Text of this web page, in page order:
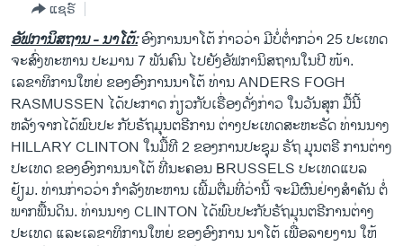
ໂລກ
ເອເຊຍ
ອິດສະຫຼະພາບດ້ານການຂ່າວ
ຊີວິດຊາວລາວ
ຊຸມຊົນຊາວລາວ
ວິທະຍາສາດ-ເທັກໂນໂລຈີ
ທຸລະກິດ
ແຊຣ໌
ອັຟການິສຖານ - ນາໂຕ້:ອົງການນາໂຕ້ ກ່າວວ່າ ມີບໍ່ຕ່ຳກວ່າ 25 ປະເທດ
ຈະສົ່ງທະຫານ ປະມານ 7 ພັນຄົນ ໄປຍັງອັຟການິສຖານໃນປີ ໜ້າ.
ເລຂາທິການໃຫຍ່ ຂອງອົງການນາໂຕ້ ທ່ານ ANDERS FOGH
RASMUSSEN ໄດ້ປະກາດ ກ່ຽວກັບເຣື່ອງດັ່ງກ່າວ ໃນວັນສຸກ ມື້ນີ້
ຫລັງຈາກໄດ້ພົບປະ ກັບຣັຖມຸນຕຣີການ ຕ່າງປະເທດສະຫະຣັດ ທ່ານນາງ
HILLARY CLINTON ໃນມື້ທີ 2 ຂອງການປະຊຸມ ຣັຖ ມຸນຕຣີ ການຕ່າງ
ປະເທດ ຂອງອົງການນາໂຕ້ ທີ່ນະຄອນ BRUSSELS ປະເທດແບລ
ຢ້ຽມ. ທ່ານກ່າວວ່າ ກຳລັງທະຫານ ເພີ້ມຕື່ມທີ່ວ່ານີ້ ຈະມີຜົນຢ່າງສຳຄັນ ຕໍ່
ພາກພື້ນດິນ. ທ່ານນາງ CLINTON ໄດ້ພົບປະກັບຣັຖມຸນຕຣີການຕ່າງ
ປະເທດ ແລະເລຂາທິການໃຫຍ່ ຂອງອົງການ ນາໂຕ້ ເພື່ອລາຍງານ ໃຫ້